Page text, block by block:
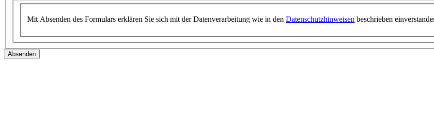
Mit Absenden des Formulars erklären Sie sich mit der Datenverarbeitung wie in den Datenschutzhinweisen beschrieben
Absenden